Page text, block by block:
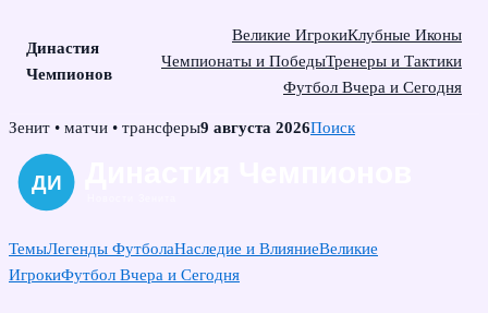
Династия
Чемпионов
Великие ИгрокиКлубные Иконы
Чемпионаты и ПобедыТренеры и Тактики
Футбол Вчера и Сегодня
Skip
content
Зенит • матчи • трансферы9 августа 2026Поиск
ТемыЛегенды ФутболаНаследие и ВлияниеВеликие
ИгрокиФутбол Вчера и Сегодня